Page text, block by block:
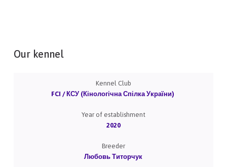
Our kennel
Kennel Club
FCI / КСУ (Кінологічна Спілка України)
Year of establishment
2020
Breeder
Любовь Титорчук